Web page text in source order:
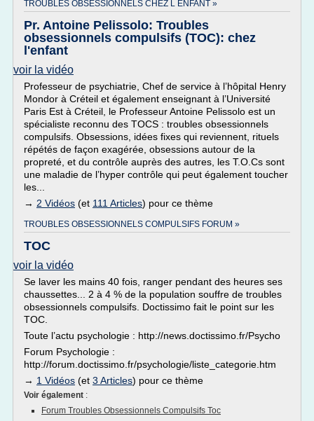
TROUBLES OBSESSIONNELS CHEZ L ENFANT »
Pr. Antoine Pelissolo: Troubles
obsessionnels compulsifs (TOC): chez
l'enfant
voir la vidéo
Professeur de psychiatrie, Chef de service à l’hôpital Henry
Mondor à Créteil et également enseignant à l’Université
Paris Est à Créteil, le Professeur Antoine Pelissolo est un
spécialiste reconnu des TOCS : troubles obsessionnels
compulsifs. Obsessions, idées fixes qui reviennent, rituels
répétés de façon exagérée, obsessions autour de la
propreté, et du contrôle auprès des autres, les T.O.Cs sont
une maladie de l’hyper contrôle qui peut également toucher
les...
→ 2 Vidéos (et 111 Articles) pour ce thème
TROUBLES OBSESSIONNELS COMPULSIFS FORUM »
TOC
voir la vidéo
Se laver les mains 40 fois, ranger pendant des heures ses
chaussettes... 2 à 4 % de la population souffre de troubles
obsessionnels compulsifs. Doctissimo fait le point sur les
TOC.
Toute l’actu psychologie : http://news.doctissimo.fr/Psycho
Forum Psychologie :
http://forum.doctissimo.fr/psychologie/liste_categorie.htm
→ 1 Vidéos (et 3 Articles) pour ce thème
Voir également :
Forum Troubles Obsessionnels Compulsifs Toc